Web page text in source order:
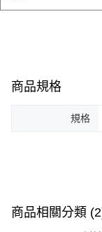
商品規格
規格
商品相關分類